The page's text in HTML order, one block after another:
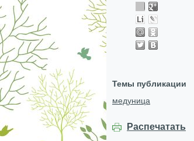
Темы публикации
медуница
Распечатать